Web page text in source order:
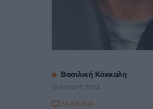
Βασιλική Κόκκαλη
10.07.2024, 11:03
54 ΣΧΟΛΙΑ